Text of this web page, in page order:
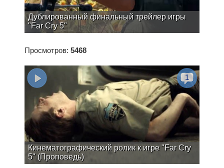
Дублированный финальный трейлер игры
"Far Cry 5"
Просмотров: 5468
Кинематографический ролик к игре "Far Cry
5" (Проповедь)
1